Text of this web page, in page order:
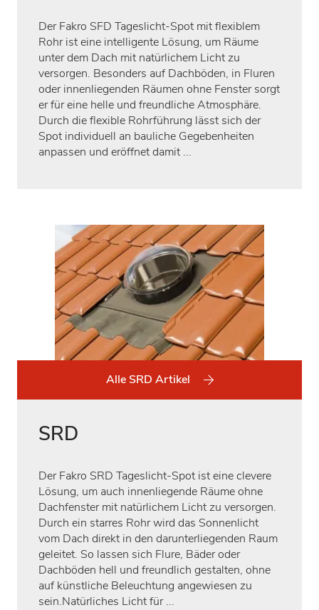
Der Fakro SFD Tageslicht-Spot mit flexiblem
Rohr ist eine intelligente Lösung, um Räume
unter dem Dach mit natürlichem Licht zu
versorgen. Besonders auf Dachböden, in Fluren
oder innenliegenden Räumen ohne Fenster sorgt
er für eine helle und freundliche Atmosphäre.
Durch die flexible Rohrführung lässt sich der
Spot individuell an bauliche Gegebenheiten
anpassen und eröffnet damit ...
Alle SRD Artikel
SRD
Der Fakro SRD Tageslicht-Spot ist eine clevere
Lösung, um auch innenliegende Räume ohne
Dachfenster mit natürlichem Licht zu versorgen.
Durch ein starres Rohr wird das Sonnenlicht
vom Dach direkt in den darunterliegenden Raum
geleitet. So lassen sich Flure, Bäder oder
Dachböden hell und freundlich gestalten, ohne
auf künstliche Beleuchtung angewiesen zu
sein.Natürliches Licht für ...